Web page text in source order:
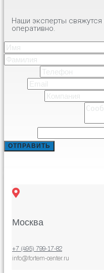
Наши эксперты
оперативно.
ОТПРАВИТЬ
Москва
+7 (495) 799-17-82
info@fortem-center.ru